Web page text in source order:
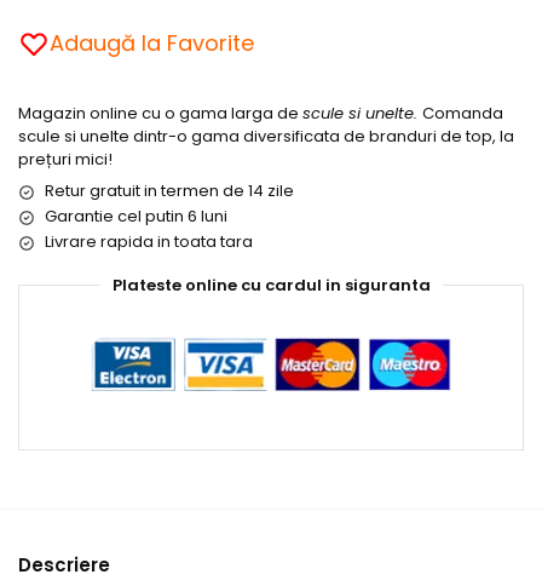
Adaugă la Favorite
Magazin online cu o gama larga de scule si unelte. Comanda
scule si unelte dintr-o gama diversificata de branduri de top, la
prețuri mici!
Retur gratuit in termen de 14 zile
Garantie cel putin 6 luni
Livrare rapida in toata tara
Plateste online cu cardul in siguranta
Descriere